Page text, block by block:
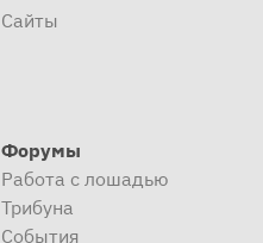
Сайты
Форумы
Работа с лошадью
Трибуна
События